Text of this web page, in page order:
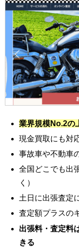
業界規模No.2の
現金買取にも対
事故車や不動車
全国どこでも出
く）
土日に出張査定
査定額プラスの
出張料・査定料
きる